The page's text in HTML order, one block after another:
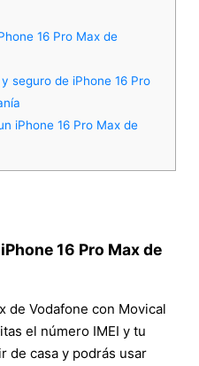
16 Pro Max de
seguro de iPhone 16 Pro
iPhone 16 Pro Max de
16 Pro Max de
de Vodafone con Movical
el número IMEI y tu
de casa y podrás usar